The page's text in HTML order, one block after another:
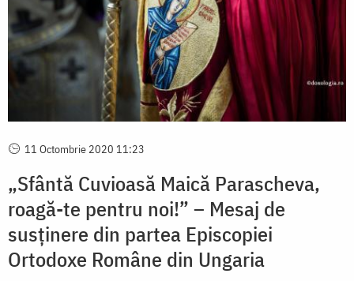
11 Octombrie 2020 11:23
„Sfântă Cuvioasă Maică Parascheva,
roagă-te pentru noi!” – Mesaj de
susținere din partea Episcopiei
Ortodoxe Române din Ungaria